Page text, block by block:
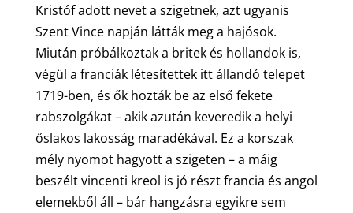
Kristóf adott nevet a szigetnek, azt ugyanis
Szent Vince napján látták meg a hajósok.
Miután próbálkoztak a britek és hollandok is,
végül a franciák létesítettek itt állandó telepet
1719-ben, és ők hozták be az első fekete
rabszolgákat – akik azután keveredik a helyi
őslakos lakosság maradékával. Ez a korszak
mély nyomot hagyott a szigeten – a máig
beszélt vincenti kreol is jó részt francia és angol
elemekből áll – bár hangzásra egyikre sem